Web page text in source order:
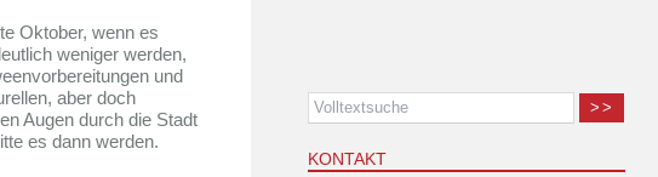
Oktober, wenn es
weniger werden,
und
aber doch
Augen durch die Stadt
es dann werden.
>>
KONTAKT